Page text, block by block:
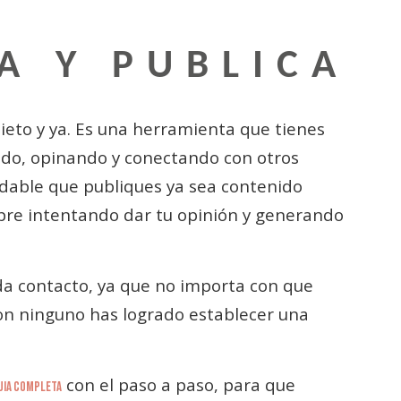
Y PUBLICA
y ya. Es una herramienta que tienes
opinando y conectando con otros
que publiques ya sea contenido
intentando dar tu opinión y generando
contacto, ya que no importa con que
ninguno has logrado establecer una
COMPLETA con el paso a paso, para que